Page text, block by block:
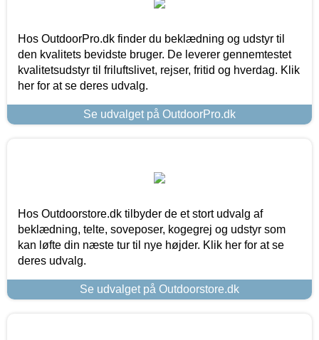
Hos OutdoorPro.dk finder du beklædning og udstyr til
den kvalitets bevidste bruger. De leverer gennemtestet
kvalitetsudstyr til friluftslivet, rejser, fritid og hverdag. Klik
her for at se deres udvalg.
Se udvalget på OutdoorPro.dk
Hos Outdoorstore.dk tilbyder de et stort udvalg af
beklædning, telte, soveposer, kogegrej og udstyr som
kan løfte din næste tur til nye højder. Klik her for at se
deres udvalg.
Se udvalget på Outdoorstore.dk